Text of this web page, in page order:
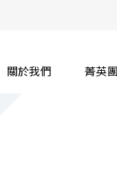
關於我們 菁英